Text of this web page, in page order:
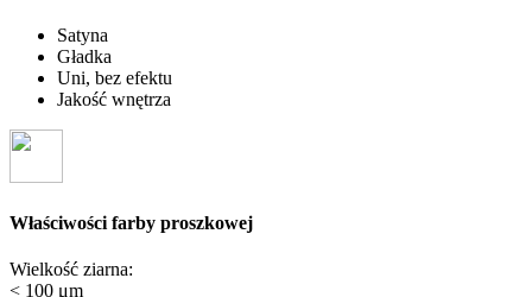
Satyna
Gładka
Uni, bez efektu
Jakość wnętrza
Właściwości farby proszkowej
Wielkość ziarna:
< 100 μm